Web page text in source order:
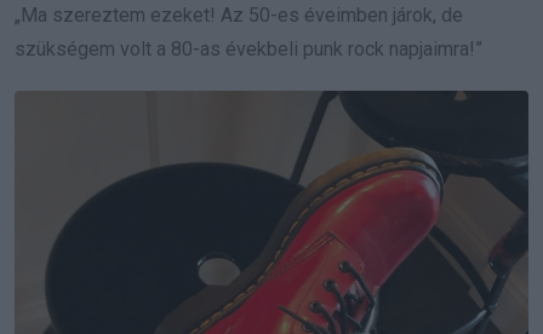
„Ma szereztem ezeket! Az 50-es éveimben járok, de
szükségem volt a 80-as évekbeli punk rock napjaimra!”